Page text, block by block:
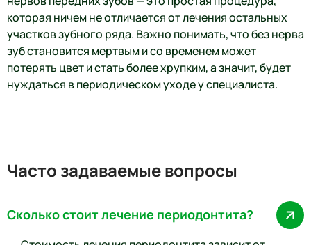
которая ничем не отличается от лечения остальных
участков зубного ряда. Важно понимать, что без нерва
зуб становится мертвым и со временем может
потерять цвет и стать более хрупким, а значит, будет
нуждаться в периодическом уходе у специалиста.
Часто задаваемые вопросы
️Сколько стоит лечение периодонтита?